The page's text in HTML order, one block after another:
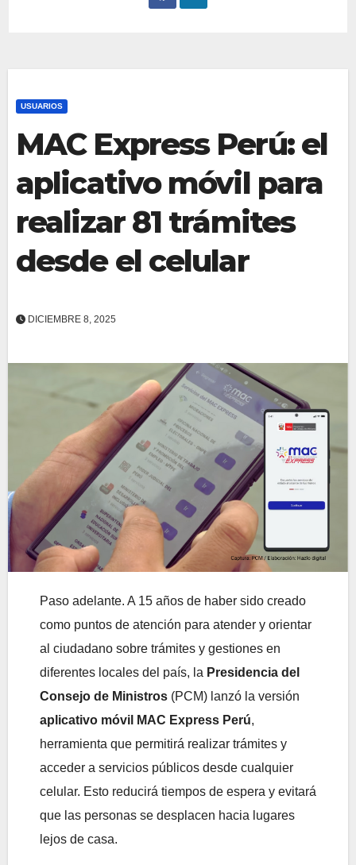
USUARIOS
MAC Express Perú: el
aplicativo móvil para
realizar 81 trámites
desde el celular
DICIEMBRE 8, 2025
Paso adelante. A 15 años de haber sido creado
como puntos de atención para atender y orientar
al ciudadano sobre trámites y gestiones en
diferentes locales del país, la Presidencia del
Consejo de Ministros (PCM) lanzó la versión
aplicativo móvil MAC Express Perú,
herramienta que permitirá realizar trámites y
acceder a servicios públicos desde cualquier
celular. Esto reducirá tiempos de espera y evitará
que las personas se desplacen hacia lugares
lejos de casa.